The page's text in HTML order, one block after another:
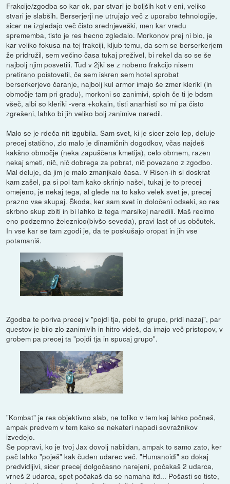
Frakcije/zgodba so kar ok, par stvari je boljših kot v eni, veliko
stvari je slabših. Berserjerji ne utrujajo več z uporabo tehnologije,
sicer ne izgledajo več čisto srednjeveški, men kar vredu
sprememba, tisto je res hecno zgledalo. Morkonov prej ni blo, je
kar veliko fokusa na tej frakciji, kljub temu, da sem se berserkerjem
že pridružil, sem večino časa tukaj preživel, bi rekel da so se še
najbolj njim posvetili. Tud v 2jki se z nobeno frakcijo nisem
pretirano poistovetil, če sem iskren sem hotel sprobat
berserkerjevo čaranje, najbolj kul armor imajo še zmer kleriki (in
območje tam pri gradu), morkoni so zanimivi, sploh če ti je bdsm
všeč, albi so kleriki -vera +kokain, tisti anarhisti so mi pa čisto
zgrešeni, lahko bi jih veliko bolj zanimive naredil.
Malo se je rdeča nit izgubila. Sam svet, ki je sicer zelo lep, deluje
precej statično, zlo malo je dinamičnih dogodkov, včas najdeš
kakšno območje (neka zapuščena kmetija), celo obrnem, razen
nekaj smeti, nič, nič dobrega za pobrat, nič povezano z zgodbo.
Mal deluje, da jim je malo zmanjkalo časa. V Risen-ih si doskrat
kam zašel, pa si pol tam kako skrinjo našel, tukaj je to precej
omejeno, je nekaj tega, al glede na to kako velek svet je, precej
prazno vse skupaj. Škoda, ker sam svet in določeni odseki, so res
skrbno skup zbiti in bi lahko iz tega marsikej naredili. Maš recimo
eno podzemno železnico(bivšo seveda), pravi last of us občutek.
In vse kar se tam zgodi je, da te poskušajo oropat in jih vse
potamaniš.
Zgodba te poriva precej v "pojdi tja, pobi to grupo, pridi nazaj", par
questov je bilo zlo zanimivih in hitro videš, da imajo več pristopov, v
grobem pa precej ta "pojdi tja in spucaj grupo".
"Kombat" je res objektivno slab, ne toliko v tem kaj lahko počneš,
ampak predvem v tem kako se nekateri napadi sovražnikov
izvedejo.
Se popravi, ko je tvoj Jax dovolj nabildan, ampak to samo zato, ker
pač lahko "poješ" kak čuden udarec več. "Humanoidi" so dokaj
predvidljivi, sicer precej dolgočasno narejeni, počakaš 2 udarca,
vrneš 2 udarca, spet počakaš da se namaha itd... Pošasti so tiste,